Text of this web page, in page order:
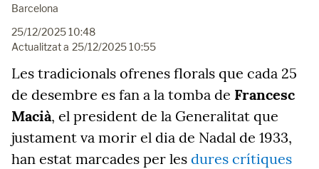
Barcelona
25/12/2025 10:48
Actualitzat a 25/12/2025 10:55
Les tradicionals ofrenes florals que cada 25
de desembre es fan a la tomba de Francesc
Macià, el president de la Generalitat que
justament va morir el dia de Nadal de 1933,
han estat marcades per les dures crítiques